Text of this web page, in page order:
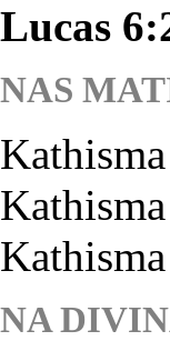
Lucas
NAS
Kathisma
NA